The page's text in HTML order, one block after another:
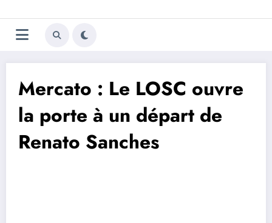
au
contenu
Trivela
L'actualité du football
Mercato : Le LOSC ouvre
la porte à un départ de
Renato Sanches